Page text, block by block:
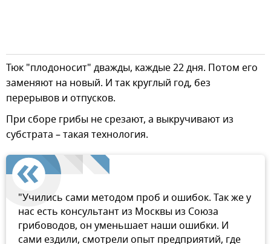
Тюк "плодоносит" дважды, каждые 22 дня. Потом его
заменяют на новый. И так круглый год, без
перерывов и отпусков.
При сборе грибы не срезают, а выкручивают из
субстрата – такая технология.
"Учились сами методом проб и ошибок. Так же у
нас есть консультант из Москвы из Союза
грибоводов, он уменьшает наши ошибки. И
сами ездили, смотрели опыт предприятий, где